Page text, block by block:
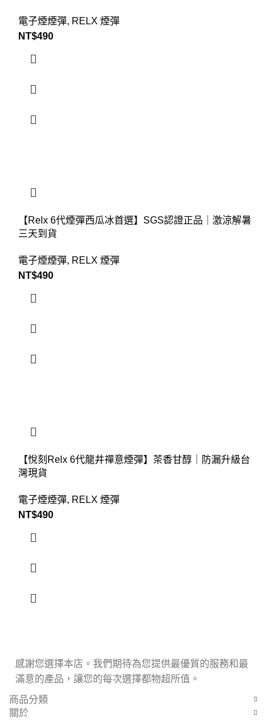
電子煙煙彈, RELX 煙彈
NT$490
【Relx 6代煙彈西瓜冰首選】SGS認證正品｜激涼解暑
三天到貨
電子煙煙彈, RELX 煙彈
NT$490
【悅刻Relx 6代龍井禪意煙彈】茶香甘醇｜防漏升級台
灣現貨
電子煙煙彈, RELX 煙彈
NT$490
感謝您選擇本店。我們期待為您提供最優質的服務和最
滿意的產品，讓您的每次選擇都物超所值。
商品分類
關於